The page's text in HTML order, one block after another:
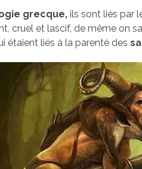
grecque, ils sont liés par
cruel et lascif, de même on
étaient liés à la parenté des